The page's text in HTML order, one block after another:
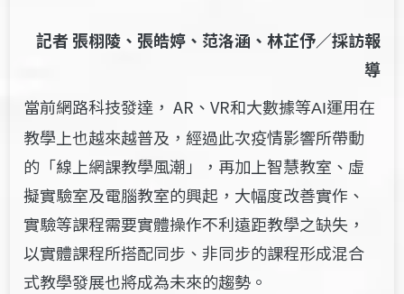
記者 張栩陵、張皓婷、范洛涵、林芷伃／採訪報
導
當前網路科技發達， AR、VR和大數據等AI運用在
教學上也越來越普及，經過此次疫情影響所帶動
的 「線上網課教學風潮」，再加上智慧教室、虛
擬實驗室及電腦教室的興起，大幅度改善實作、
實驗等課程需要實體操作不利遠距教學之缺失 ，
以實體課程所搭配同步、非同步的課程形成混合
式教學發展也將成為未來的趨勢。